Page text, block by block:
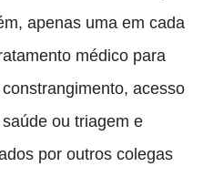
apenas uma em cada
médico para
acesso
ou triagem e
por outros colegas